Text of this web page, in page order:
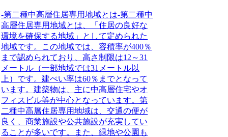
-第二種中高層住居専用地域とは-第二種中
高層住居専用地域とは、「住居の良好な
環境を確保する地域」として定められた
地域です。この地域では、容積率が400％
まで認められており、高さ制限は12～31
メートル（一部地域では31メートル以
上）です。建ぺい率は60％までとなって
います。建築物は、主に中高層住宅やオ
フィスビル等が中心となっています。第
二種中高層住居専用地域は、交通の便が
良く、商業施設や公共施設が充実してい
ることが多いです。また、緑地や公園も